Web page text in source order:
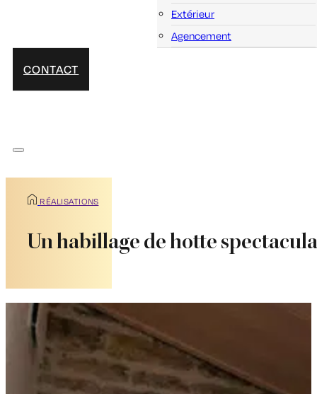
Extérieur
Agencement
CONTACT
RÉALISATIONS
Un habillage de hotte